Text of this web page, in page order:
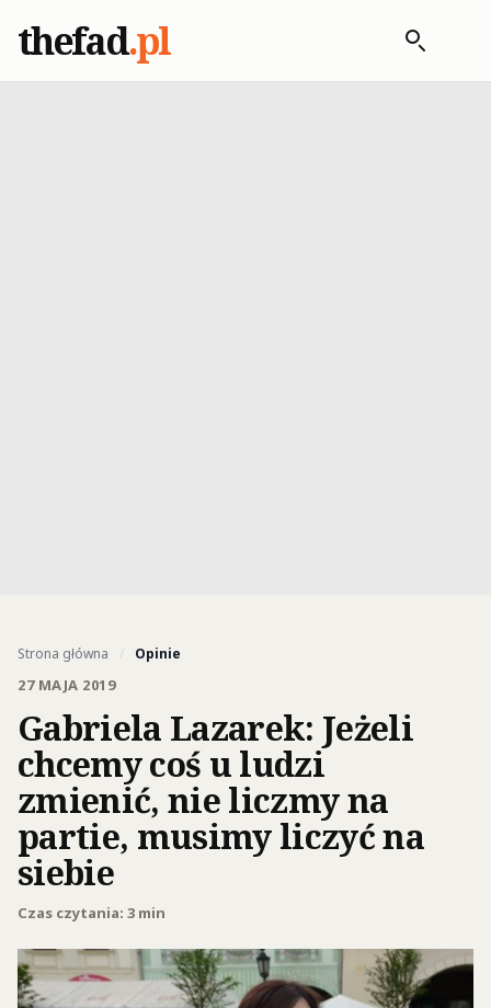
thefad.pl
Strona główna / Opinie
27 MAJA 2019
Gabriela Lazarek: Jeżeli
chcemy coś u ludzi
zmienić, nie liczmy na
partie, musimy liczyć na
siebie
Czas czytania: 3 min